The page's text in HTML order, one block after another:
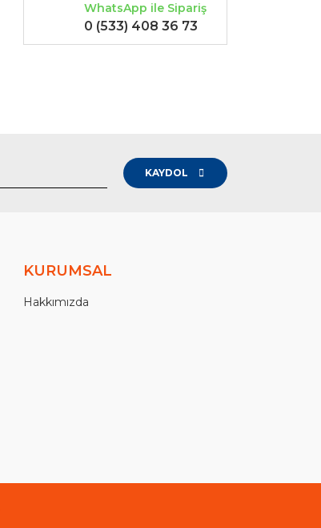
WhatsApp ile Sipariş
0 (533) 408 36 73
KAYDOL
KURUMSAL
Hakkımızda